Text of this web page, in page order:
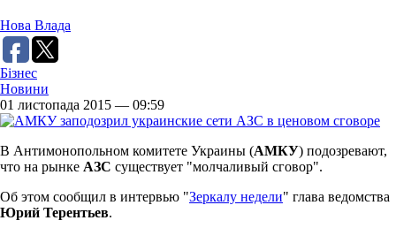
Нова Влада
Бізнес
Новини
01 листопада 2015 — 09:59
В Антимонопольном комитете Украины (АМКУ) подозревают,
что на рынке АЗС существует "молчаливый сговор".
Об этом сообщил в интервью "Зеркалу недели" глава ведомства
Юрий Терентьев.